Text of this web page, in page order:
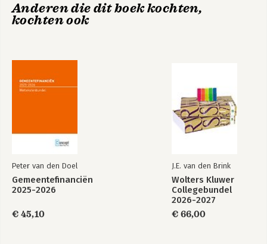
Hoofdrubriek:
Juridisch
Jongbloed:
Anderen die dit boek kochten,
kochten ook
Peter van den Doel
Gemeentefinanciën
2025-2026
€ 45,10
J.E. van den Brink
Wolters Kluwer
Collegebundel
2026-2027
€ 66,00